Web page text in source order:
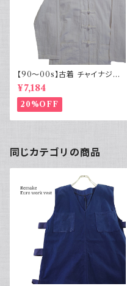
【90～00s】古着 チャイナジャ
ケット ホワイト デザインシャツ
白
¥7,184
20%OFF
同じカテゴリの商品